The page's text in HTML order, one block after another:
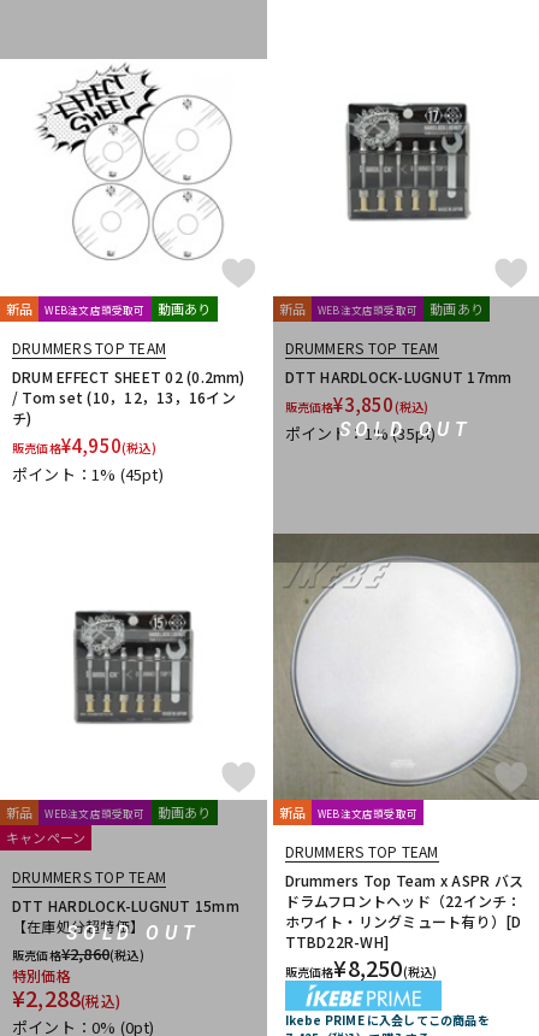
新品 WEB注文店頭受取可 動画あり
DRUMMERS TOP TEAM
DRUM EFFECT SHEET 02 (0.2mm)
/ Tom set (10，12，13，16イン
チ)
販売価格¥4,950(税込)
ポイント：1% (45pt)
SOLD OUT
新品 WEB注文店頭受取可 動画あり
DRUMMERS TOP TEAM
DTT HARDLOCK-LUGNUT 17mm
販売価格¥3,850(税込)
ポイント：1%(35pt)
SOLD OUT
新品 WEB注文店頭受取可
動画あり
キャンペーン
DRUMMERS TOP TEAM
DTT HARDLOCK-LUGNUT 15mm
【在庫処分超特価】
販売価格¥2,860(税込)
特別価格
¥2,288(税込)
ポイント：0% (0pt)
新品 WEB注文店頭受取可
DRUMMERS TOP TEAM
Drummers Top Team x ASPR バス
ドラムフロントヘッド（22インチ：
ホワイト・リングミュート有り）[D
TTBD22R-WH]
販売価格¥8,250(税込)
Ikebe PRIME に入会してこの商品を